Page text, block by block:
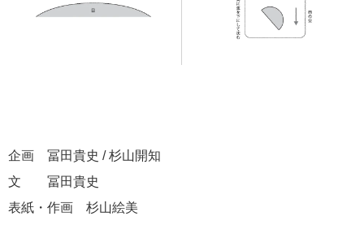
企画 冨田貴史 / 杉山開知
文 冨田貴史
表紙・作画 杉山絵美